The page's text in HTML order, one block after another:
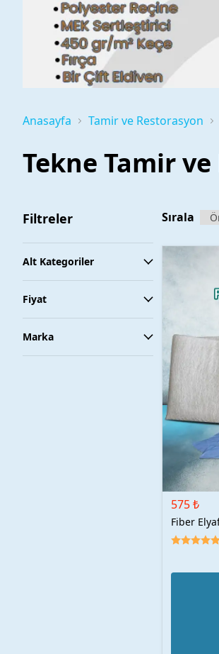
Anasayfa Tamir ve Restorasyon
Tekne Tamir ve
Filtreler
Alt Kategoriler
Fiyat
Marka
Sırala
575 ₺
Fiber